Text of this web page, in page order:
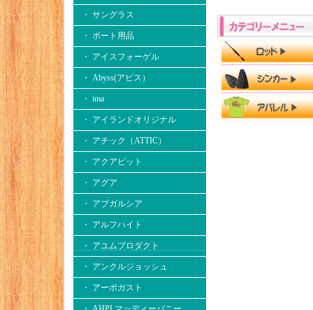
・ サングラス
・ ボート用品
・ アイスフォーゲル
・ Abyss(アビス）
・ ima
・ アイランドオリジナル
・ アチック（ATTIC）
・ アクアビット
・ アグア
・ アブガルシア
・ アルフハイト
・ アユムプロダクト
・ アンクルジョッシュ
・ アーボガスト